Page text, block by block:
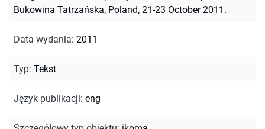
Bukowina Tatrzańska, Poland, 21-23 October 2011.
Data wydania: 2011
Typ: Tekst
Język publikacji: eng